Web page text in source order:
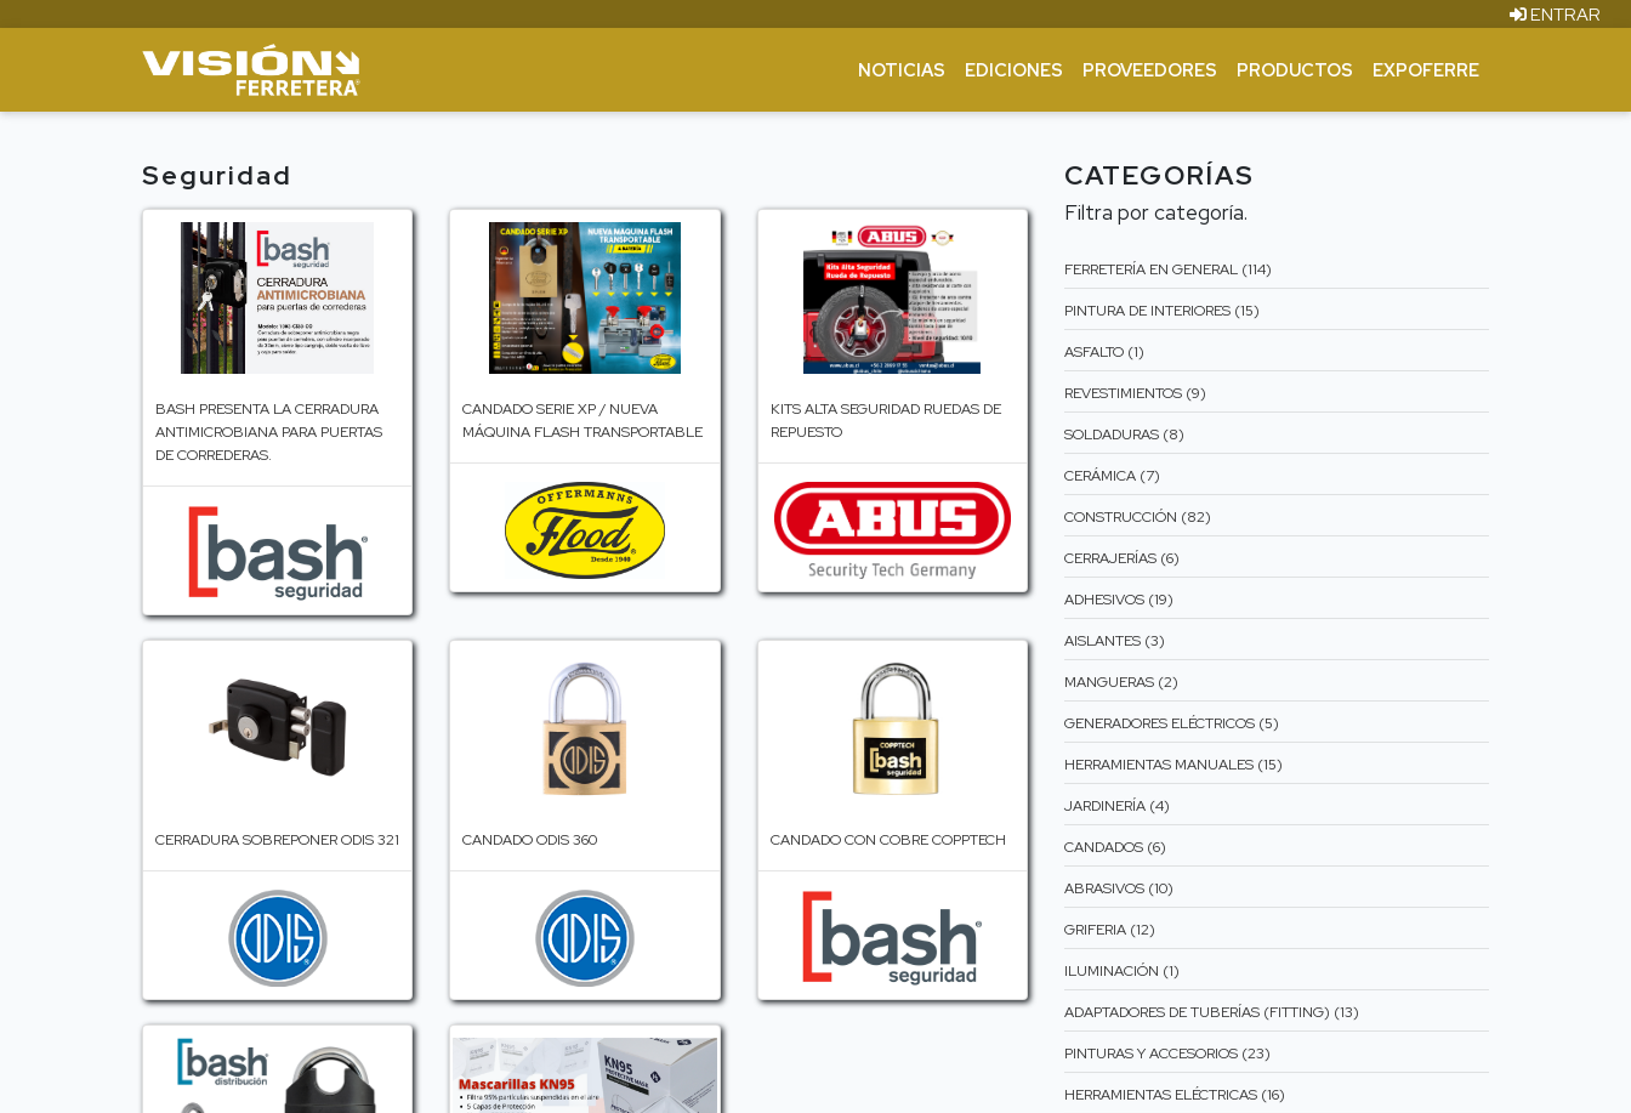
ENTRAR
NOTICIAS EDICIONES PROVEEDORES PRODUCTOS EXPOFERRE
Seguridad
BASH PRESENTA LA CERRADURA
ANTIMICROBIANA PARA PUERTAS
DE CORREDERAS.
CANDADO SERIE XP / NUEVA
MÁQUINA FLASH TRANSPORTABLE
KITS ALTA SEGURIDAD RUEDAS DE
REPUESTO
CERRADURA SOBREPONER ODIS 321 CANDADO ODIS 360 CANDADO CON COBRE COPPTECH
CATEGORÍAS
Filtra por categoría.
FERRETERÍA EN GENERAL (114)
PINTURA DE INTERIORES (15)
ASFALTO (1)
REVESTIMIENTOS (9)
SOLDADURAS (8)
CERÁMICA (7)
CONSTRUCCIÓN (82)
CERRAJERÍAS (6)
ADHESIVOS (19)
AISLANTES (3)
MANGUERAS (2)
GENERADORES ELÉCTRICOS (5)
HERRAMIENTAS MANUALES (15)
JARDINERÍA (4)
CANDADOS (6)
ABRASIVOS (10)
GRIFERIA (12)
ILUMINACIÓN (1)
ADAPTADORES DE TUBERÍAS (FITTING) (13)
PINTURAS Y ACCESORIOS (23)
HERRAMIENTAS ELÉCTRICAS (16)